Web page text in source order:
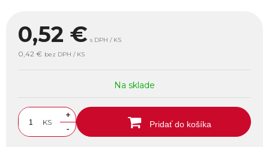
0,52 € s DPH / KS
0,42 € bez DPH / KS
Na sklade
KS
+
-
Pridať do košíka